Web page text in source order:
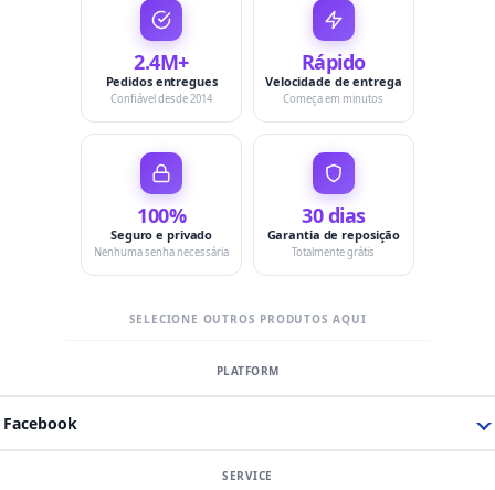
2.4M+
Pedidos entregues
Confiável desde 2014
Rápido
Velocidade de entrega
Começa em minutos
100%
Seguro e privado
Nenhuma senha necessária
30 dias
Garantia de reposição
Totalmente grátis
SELECIONE OUTROS PRODUTOS AQUI
Facebook